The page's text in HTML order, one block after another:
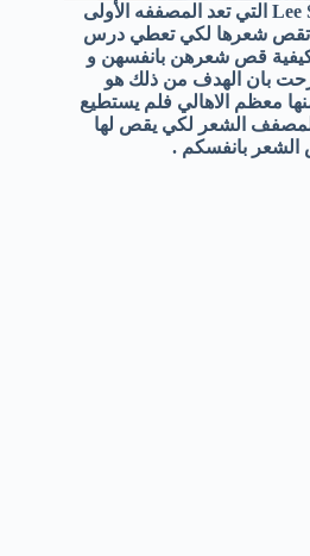
قامت مصففة الشعرLee Stafford التي تعد المصففه الأولى
تقص شعرها لكي تعطي درس
كيفية قص شعرهن بانفسهن و
بان الهدف من ذلك هو
منها معظم الاهالي فلم يستطيع
الشعر لكي يقص لها
بانفسكم .